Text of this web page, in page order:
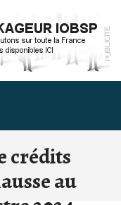
crédits
au